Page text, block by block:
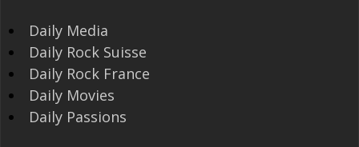
Daily Media
Daily Rock Suisse
Daily Rock France
Daily Movies
Daily Passions